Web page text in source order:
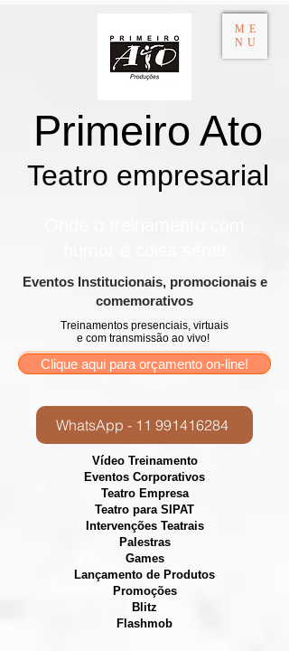
ME
NU
Primeiro Ato
Teatro empresarial​
​Eventos Institucionais, promocionais e
comemorativos
Treinamentos presenciais, virtuais
e com transmissão ao vivo!
Clique aqui para orçamento on-line!
WhatsApp - 11 991416284
Vídeo Treinamento
Eventos Corporativos
​Teatro Empresa
Teatro para SIPAT
Intervenções Teatrais
Palestras
Games
Lançamento de Produtos
Promoções
Blitz
Flashmob